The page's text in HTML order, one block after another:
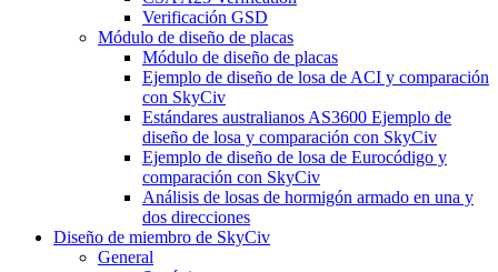
Verificación GSD
Módulo de diseño de placas
Módulo de diseño de placas
Ejemplo de diseño de losa de ACI y comparación
con SkyCiv
Estándares australianos AS3600 Ejemplo de
diseño de losa y comparación con SkyCiv
Ejemplo de diseño de losa de Eurocódigo y
comparación con SkyCiv
Análisis de losas de hormigón armado en una y
dos direcciones
Diseño de miembro de SkyCiv
General